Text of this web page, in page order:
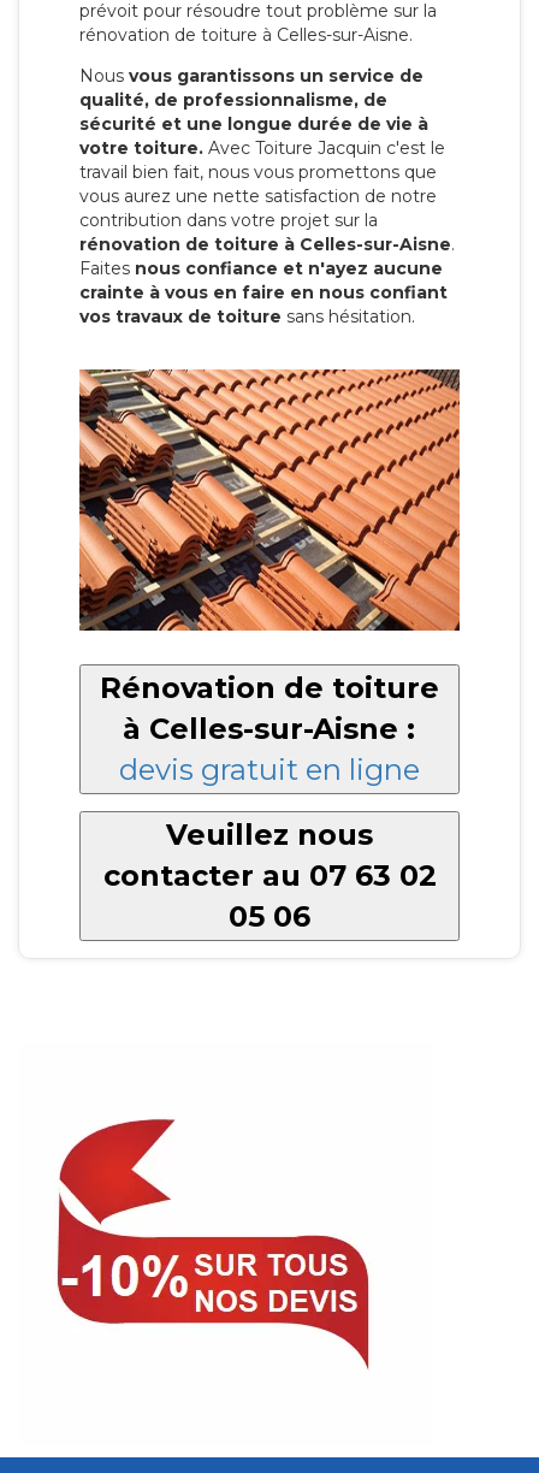
prévoit pour résoudre tout problème sur la
rénovation de toiture à Celles-sur-Aisne.
Nous vous garantissons un service de
qualité, de professionnalisme, de
sécurité et une longue durée de vie à
votre toiture. Avec Toiture Jacquin c'est le
travail bien fait, nous vous promettons que
vous aurez une nette satisfaction de notre
contribution dans votre projet sur la
rénovation de toiture à Celles-sur-Aisne.
Faites nous confiance et n'ayez aucune
crainte à vous en faire en nous confiant
vos travaux de toiture sans hésitation.
Rénovation de toiture
à Celles-sur-Aisne :
devis gratuit en ligne
Veuillez nous
contacter au 07 63 02
05 06